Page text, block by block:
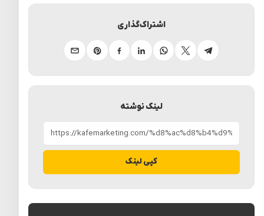
لینک نوشته
کپی لینک
اشتراک‌گذاری
تلگرامایکسواتساپلینکدینفیسبوکپینترستایمیل